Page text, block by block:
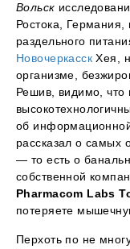
Вольск
Ростока, Германия,
раздельного
Новочеркасск Хея,
организме,
Решив, видимо, что
об
рассказал о самых
— то есть о
собственной
Pharmacom Labs
потеряете
Перхоть по не